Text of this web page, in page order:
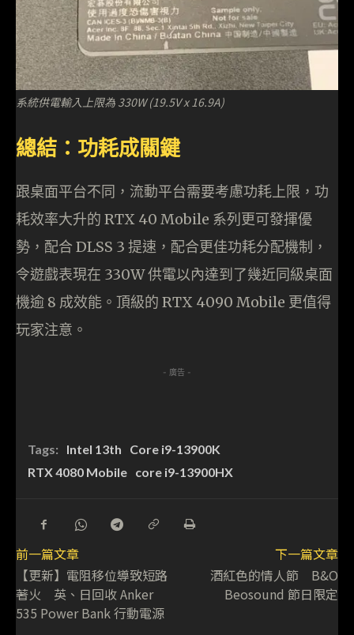
系統供電輸入上限為 330W (19.5V x 16.9A)
總結：功耗成關鍵
跟桌面平台不同，流動平台需要考慮功耗上限，功
耗效率大升的 RTX 40 Mobile 系列更可發揮優
勢，配合 DLSS 3 提速，配合更佳功耗分配機制，
令遊戲表現在 330W 供電以內達到了幾近同級桌面
機逾 8 成效能。頂級的 RTX 4090 Mobile 更值得
玩家注意。
- 廣告 -
Tags: Intel 13th
Core i9-13900K
RTX 4080 Mobile core i9-13900HX
前一篇文章
【更新】電阻移位導致短路
著火 英、日回收 Anker
535 Power Bank 行動電源
下一篇文章
酒紅色的情人節 B&O
Beosound 節日限定